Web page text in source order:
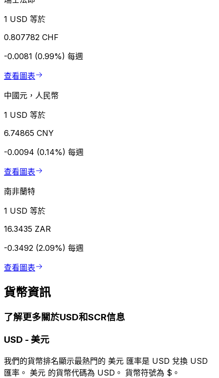
1 USD 等於
0.807782 CHF
-0.0081 (0.99%) 每週
查看圖表
中國元，人民幣
1 USD 等於
6.74865 CNY
-0.0094 (0.14%) 每週
查看圖表
南非蘭特
1 USD 等於
16.3435 ZAR
-0.3492 (2.09%) 每週
查看圖表
貨幣資訊
了解更多關於USD和SCR信息
USD - 美元
我們的貨幣排名顯示最熱門的 美元 匯率是 USD 兌換 USD
匯率。 美元 的貨幣代碼為 USD。 貨幣符號為 $。